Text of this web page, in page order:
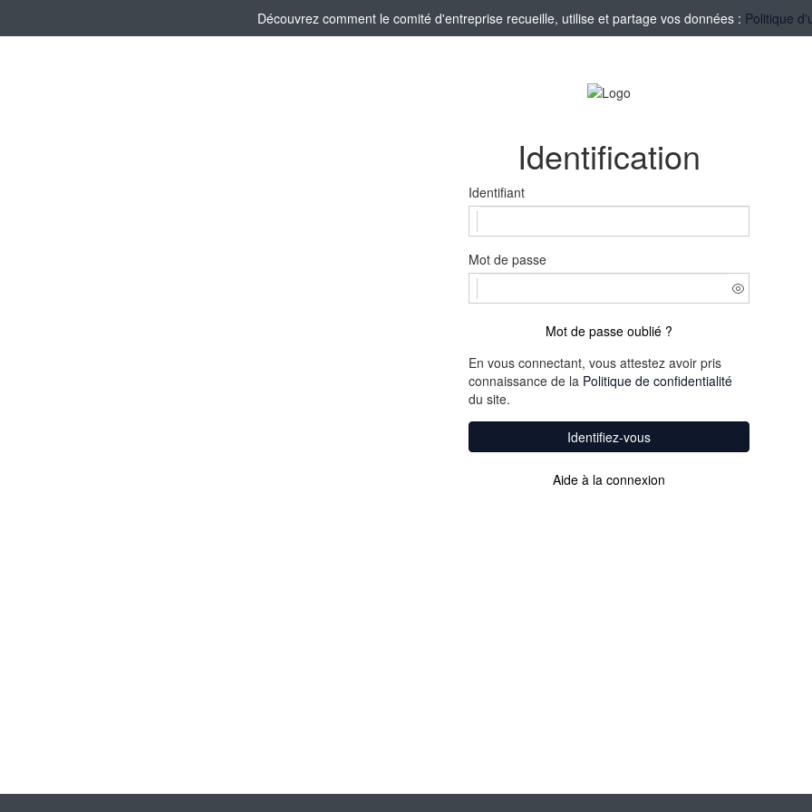
Découvrez comment le comité d'entreprise recueille, utilise et partage vos données : Politique
Identification
Identifiant
Mot de passe
Mot de passe oublié ?
En vous connectant, vous attestez avoir pris
connaissance de la Politique de confidentialité
du site.
Identifiez-vous
Aide à la connexion